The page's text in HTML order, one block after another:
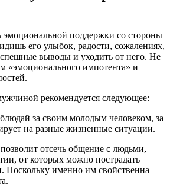
поддержки со стороны
его улыбок, радости, сожалениях,
выводы и уходить от него. Не
«эмоционального импотента» и
рекомендуется следующее:
за своим молодым человеком, за
на разные жизненные ситуации.
отсечь общение с людьми,
от которых можно пострадать
Поскольку именно им свойственна